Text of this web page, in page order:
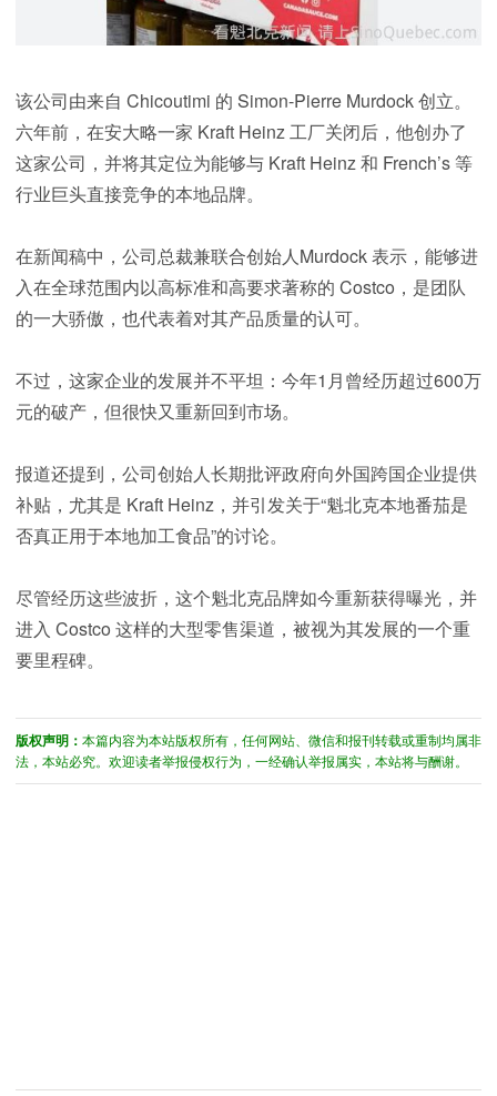
该公司由来自 Chicoutimi 的 Simon-Pierre Murdock 创立。
六年前，在安大略一家 Kraft Heinz 工厂关闭后，他创办了
这家公司，并将其定位为能够与 Kraft Heinz 和 French’s 等
行业巨头直接竞争的本地品牌。
在新闻稿中，公司总裁兼联合创始人Murdock 表示，能够进
入在全球范围内以高标准和高要求著称的 Costco，是团队
的一大骄傲，也代表着对其产品质量的认可。
不过，这家企业的发展并不平坦：今年1月曾经历超过600万
元的破产，但很快又重新回到市场。
报道还提到，公司创始人长期批评政府向外国跨国企业提供
补贴，尤其是 Kraft Heinz，并引发关于“魁北克本地番茄是
否真正用于本地加工食品”的讨论。
尽管经历这些波折，这个魁北克品牌如今重新获得曝光，并
进入 Costco 这样的大型零售渠道，被视为其发展的一个重
要里程碑。
版权声明： 本篇内容为本站版权所有，任何网站、微信和报刊转载或重制均属非
法，本站必究。欢迎读者举报侵权行为，一经确认举报属实，本站将与酬谢。